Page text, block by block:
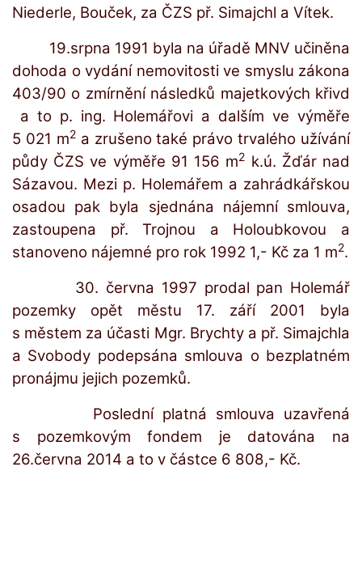
Niederle, Bouček, za ČZS př. Simajchl a Vítek.
19.srpna 1991 byla na úřadě MNV učiněna
dohoda o vydání nemovitosti ve smyslu zákona
403/90 o zmírnění následků majetkových křivd
a to p. ing. Holemářovi a dalším ve výměře
5 021 m2a zrušeno také právo trvalého užívání
půdy ČZS ve výměře 91 156 m2 k.ú. Žďár nad
Sázavou. Mezi p. Holemářem a zahrádkářskou
osadou pak byla sjednána nájemní smlouva,
zastoupena př. Trojnou a Holoubkovou a
stanoveno nájemné pro rok 1992 1,- Kč za 1 m2.
30. června 1997 prodal pan Holemář
pozemky opět městu 17. září 2001 byla
s městem za účasti Mgr. Brychty a př. Simajchla
a Svobody podepsána smlouva o bezplatném
pronájmu jejich pozemků.
Poslední platná smlouva uzavřená
s pozemkovým fondem je datována na
26.června 2014 a to v částce 6 808,- Kč.